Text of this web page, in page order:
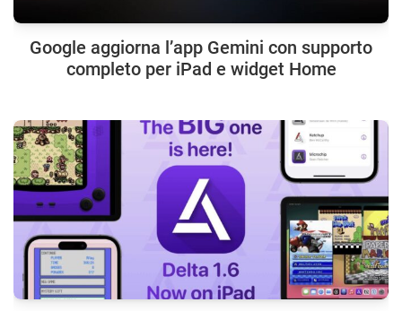
Google aggiorna l’app Gemini con supporto
completo per iPad e widget Home